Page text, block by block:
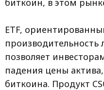
биткоин, в этом
ETF,
производительность
позволяет
падения цены
биткоина. Продукт